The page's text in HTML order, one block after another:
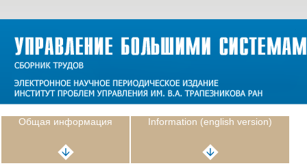
Общая информация Information (english version)